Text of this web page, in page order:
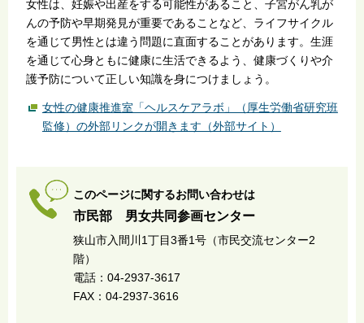
女性は、妊娠や出産をする可能性があること、子宮がん乳が
んの予防や早期発見が重要であることなど、ライフサイクル
を通じて男性とは違う問題に直面することがあります。生涯
を通じて心身ともに健康に生活できるよう、健康づくりや介
護予防について正しい知識を身につけましょう。
女性の健康推進室「ヘルスケアラボ」（厚生労働省研究班
監修）の外部リンクが開きます（外部サイト）
このページに関するお問い合わせは
市民部 男女共同参画センター
狭山市入間川1丁目3番1号（市民交流センター2
階）
電話：04-2937-3617
FAX：04-2937-3616